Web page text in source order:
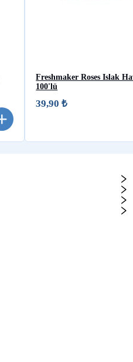
Freshmaker Roses Islak
100'lü
39,90 ₺